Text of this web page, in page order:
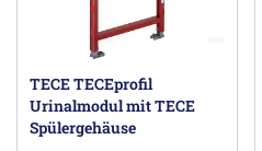
TECE TECEprofil
Urinalmodul mit TECE
Spülergehäuse